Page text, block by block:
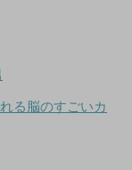
る脳のすごいカ